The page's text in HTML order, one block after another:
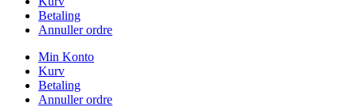
Betaling
Annuller ordre
Min Konto
Kurv
Betaling
Annuller ordre